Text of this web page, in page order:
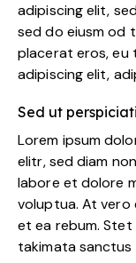
adipiscing elit,
sed do eiusm od
placerat eros,
adipiscing elit,
Sed ut
Lorem ipsum
elitr, sed diam
labore et dolore
voluptua. At
et ea rebum.
takimata sanctus